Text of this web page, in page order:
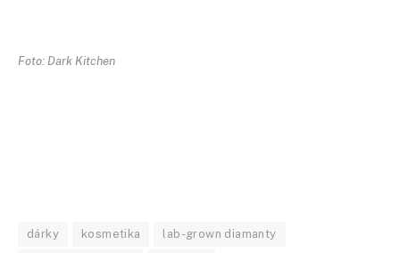
Foto: Dark Kitchen
dárky kosmetika lab-grown diamanty